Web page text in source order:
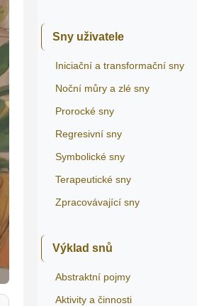
Sny uživatele
Iniciační a transformační sny
Noční můry a zlé sny
Prorocké sny
Regresivní sny
Symbolické sny
Terapeutické sny
Zpracovávající sny
Výklad snů
Abstraktní pojmy
Aktivity a činnosti